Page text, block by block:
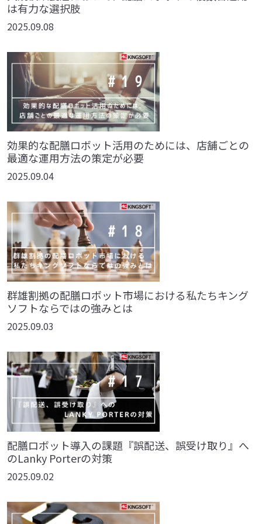
は有力な選択肢
2025.09.08
効果的な配膳ロボット活用のためには、店舗ごとの
最適な運用方法の策定が必要
2025.09.04
群雄割拠の配膳ロボット市場における私たちキング
ソフトならではの強みとは
2025.09.03
配膳ロボット導入の課題『誤配送、誤受け取り』へ
のLanky Porterの対策
2025.09.02